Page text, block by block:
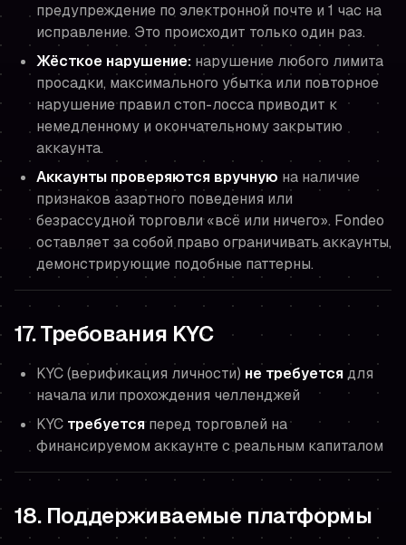
предупреждение по электронной почте и 1 час на
исправление. Это происходит только один раз.
Жёсткое нарушение: нарушение любого лимита
просадки, максимального убытка или повторное
нарушение правил стоп-лосса приводит к
немедленному и окончательному закрытию
аккаунта.
Аккаунты проверяются вручную на наличие
признаков азартного поведения или
безрассудной торговли «всё или ничего». Fondeo
оставляет за собой право ограничивать аккаунты,
демонстрирующие подобные паттерны.
17. Требования KYC
KYC (верификация личности) не требуетсядля
начала или прохождения челленджей
KYC требуетсяперед торговлей на
финансируемом аккаунте с реальным капиталом
18. Поддерживаемые платформы